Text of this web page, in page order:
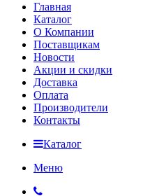
Главная
Каталог
О Компании
Поставщикам
Новости
Акции и скидки
Доставка
Оплата
Производители
Контакты
Каталог
Меню